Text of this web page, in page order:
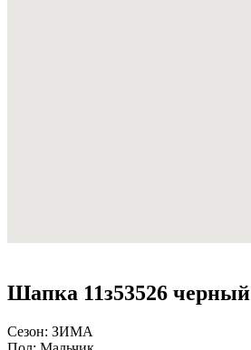
Шапка 11з53526 черный
Сезон: ЗИМА